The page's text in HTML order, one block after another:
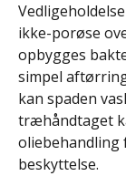
ikke-porøse
opbygges
simpel
kan spaden
træhåndtaget
oliebehandling
beskyttelse.